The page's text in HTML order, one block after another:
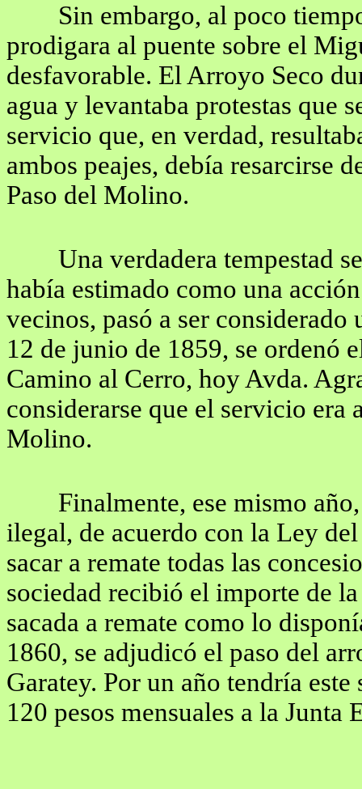
Sin embargo, al poco
prodigara al puente sobre el
desfavorable. El Arroyo Seco
agua y levantaba protestas que
servicio que, en verdad,
ambos peajes, debía resarcirse
Paso del Molino.
Una verdadera tempestad
había estimado como una
vecinos, pasó a ser considerado
12 de junio de 1859, se ordenó
Camino al Cerro, hoy Avda.
considerarse que el servicio era
Molino.
Finalmente, ese mismo
ilegal, de acuerdo con la Ley
sacar a remate todas las
sociedad recibió el importe de
sacada a remate como lo
1860, se adjudicó el paso del
Garatey. Por un año tendría
120 pesos mensuales a la